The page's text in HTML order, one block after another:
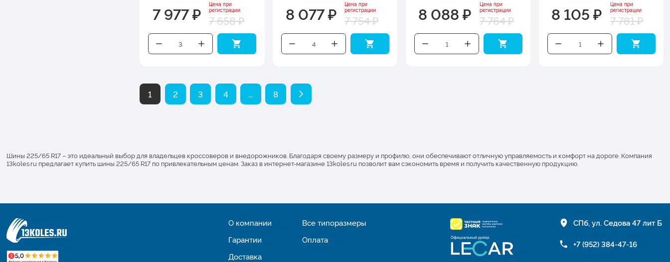
7 977 ₽
Цена при
регистрации
7 658 ₽ 8 077 ₽
Цена при
регистрации
7 754 ₽ 8 088 ₽
Цена при
регистрации
7 764 ₽ 8 105 ₽
Цена при
регистрации
7 781 ₽
1 2 3 4 ... 8
Шины 225/65 R17 – это идеальный выбор для владельцев кроссоверов и внедорожников. Благодаря своему размеру и профилю, они обеспечивают отличную управляемость и комфорт на дороге. Компания
13koles.ru предлагает купить шины 225/65 R17 по привлекательным ценам. Заказ в интернет-магазине 13koles.ru позволит вам сэкономить время и получить качественную продукцию.
О компании
Гарантии
Доставка
Все типоразмеры
Оплата
СПб, ул. Седова 47 лит Б
+7 (952) 384-47-16